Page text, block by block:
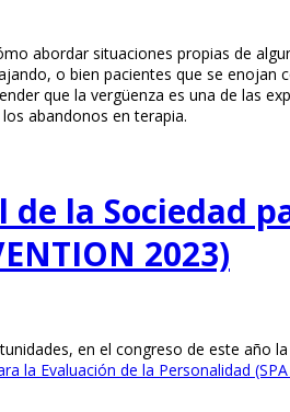
abordar situaciones propias de
o bien pacientes que se
que la vergüenza es una de las
abandonos en terapia.
de la Sociedad
2023)
en el congreso de este año
la Evaluación de la Personalidad